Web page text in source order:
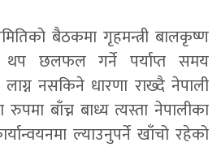
बैठकमा गृहमन्त्री बालकृष्ण
थप छलफल गर्ने पर्याप्त समय
नसकिने धारणा राख्दै नेपाली
बाँच्न बाध्य त्यस्ता नेपालीका
ल्याउनुपर्ने खाँचो रहेको